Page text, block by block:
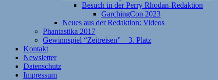
Besuch in der Perry Rhodan-Redaktion
GarchingCon 2023
Neues aus der Redaktion: Videos
Phantastika 2017
Gewinnspiel “Zeitreisen” – 3. Platz
Kontakt
Newsletter
Datenschutz
Impressum